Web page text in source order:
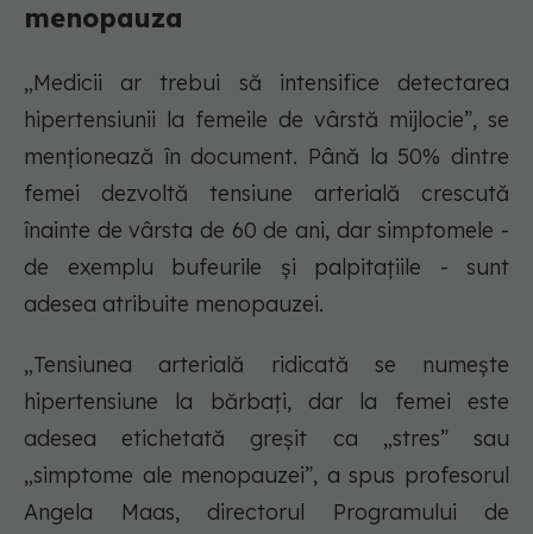
menopauza
„Medicii ar trebui să intensifice detectarea
hipertensiunii la femeile de vârstă mijlocie”, se
menționează în document. Până la 50% dintre
femei dezvoltă tensiune arterială crescută
înainte de vârsta de 60 de ani, dar simptomele -
de exemplu bufeurile și palpitațiile - sunt
adesea atribuite menopauzei.
„Tensiunea arterială ridicată se numește
hipertensiune la bărbați, dar la femei este
adesea etichetată greșit ca „stres” sau
„simptome ale menopauzei”, a spus profesorul
Angela Maas, directorul Programului de